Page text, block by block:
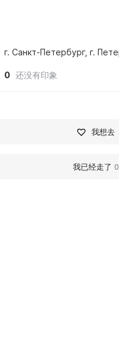
г. Санкт-Петербург, г.
0 还没有印象
我想去
我已经走了 0